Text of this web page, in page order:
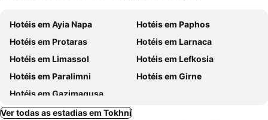
Hotéis em Ayia Napa
Hotéis em Paphos
Hotéis em Protaras
Hotéis em Larnaca
Hotéis em Limassol
Hotéis em Lefkosia
Hotéis em Paralimni
Hotéis em Girne
Hotéis em Gazimagusa
Ver todas as estadias em Tokhni